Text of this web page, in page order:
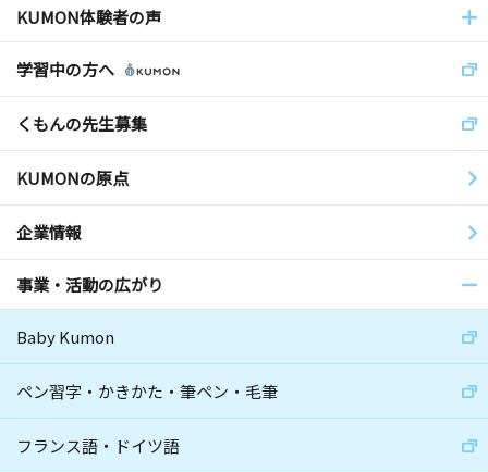
KUMON体験者の声
学習中の方へ
くもんの先生募集
KUMONの原点
企業情報
事業・活動の広がり
Baby Kumon
ペン習字・かきかた・筆ペン・毛筆
フランス語・ドイツ語